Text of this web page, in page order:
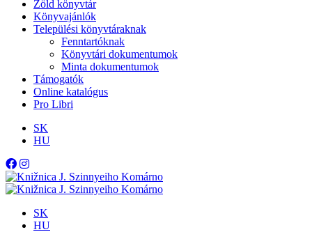
Zöld könyvtár
Könyvajánlók
Települési könyvtáraknak
Fenntartóknak
Könyvtári dokumentumok
Minta dokumentumok
Támogatók
Online katalógus
Pro Libri
SK
HU
SK
HU